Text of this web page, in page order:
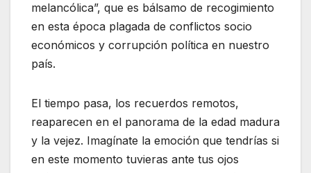
melancólica”, que es bálsamo de recogimiento
en esta época plagada de conflictos socio
económicos y corrupción política en nuestro
país.
El tiempo pasa, los recuerdos remotos,
reaparecen en el panorama de la edad madura
y la vejez. Imagínate la emoción que tendrías si
en este momento tuvieras ante tus ojos